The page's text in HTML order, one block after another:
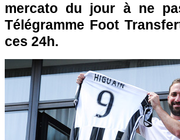
mercato du jour à ne
Télégramme Foot
ces 24h.